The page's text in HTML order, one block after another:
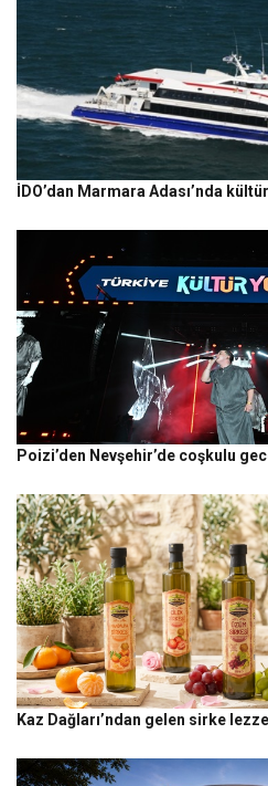
İDO’dan Marmara Adası’nda
Poizi’den Nevşehir’de coşkulu
Kaz Dağları’ndan gelen sirke